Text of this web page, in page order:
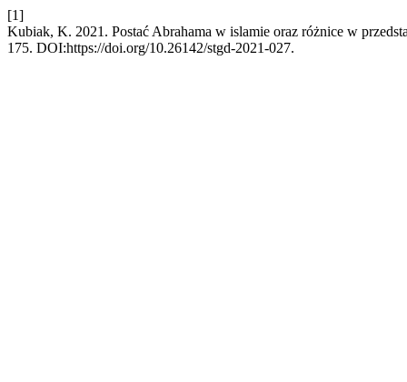
[1]
Kubiak, K. 2021. Postać Abrahama w islamie oraz różnice w
175. DOI:https://doi.org/10.26142/stgd-2021-027.